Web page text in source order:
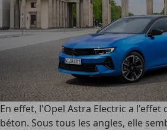
En effet, l'Opel Astra Electric a l'effet
béton. Sous tous les angles, elle